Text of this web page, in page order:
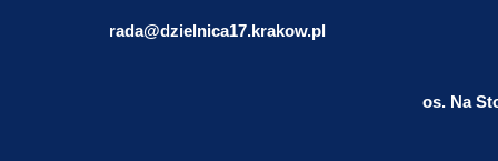
rada@dzielnica17.krakow.pl
os. Na